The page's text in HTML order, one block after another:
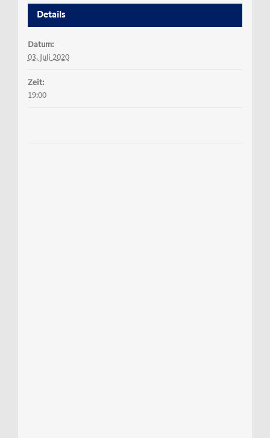
Details
Datum:
03. Juli 2020
Zeit:
19:00